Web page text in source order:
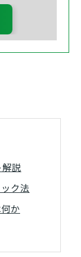
説
ク法
か
方
説